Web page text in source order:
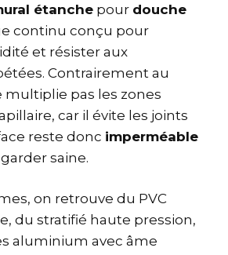
étanche pour douche
continu conçu pour
et résister aux
Contrairement au
multiplie pas les zones
car il évite les joints
reste donc imperméable
saine.
on retrouve du PVC
du stratifié haute pression,
aluminium avec âme